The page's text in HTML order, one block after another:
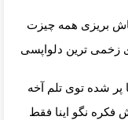
پاش بریزی همه چیزت
زخمی ترین دلواپسی
پر شده توی تلم آخه
فکره نگو اینا فقط